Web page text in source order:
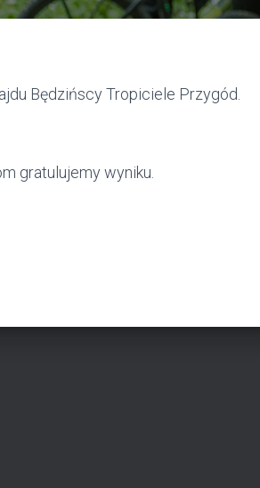
Będzińscy Tropiciele Przygód.
gratulujemy wyniku.